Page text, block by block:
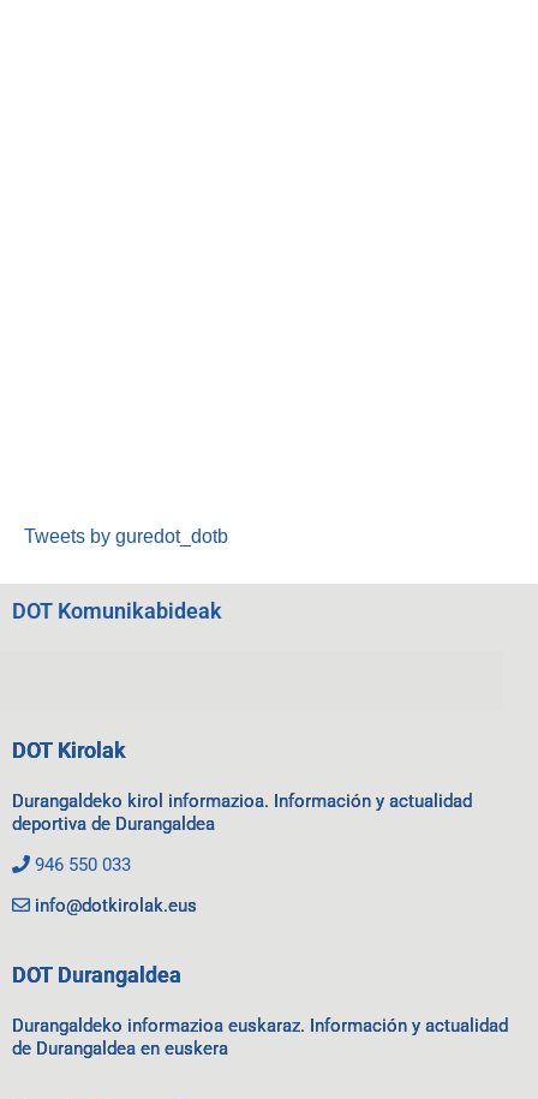
Tweets by guredot_dotb
DOT Komunikabideak
DOT Kirolak
Durangaldeko kirol informazioa. Información y actualidad
deportiva de Durangaldea
946 550 033
info@dotkirolak.eus
DOT Durangaldea
Durangaldeko informazioa euskaraz. Información y actualidad
de Durangaldea en euskera